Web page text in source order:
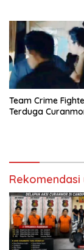
Team Crime
Terduga
Rekomendasi